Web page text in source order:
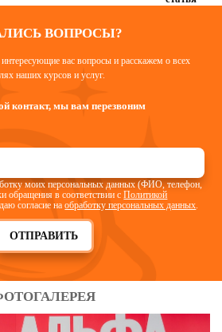
ВОПРОСЫ?
вас вопросы и расскажем о всех
наших курсов и услуг.
контакт, мы вам перезвоним
ОТПРАВИТЬ
моих персональных данных (ФИО, телефон,
обращения в соответствии сПолитикой
согласие наобработку персональных данных.